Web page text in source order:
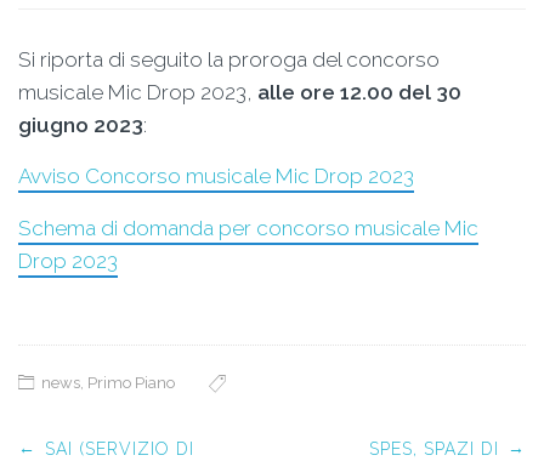
Si riporta di seguito la proroga del concorso
musicale Mic Drop 2023, alle ore 12.00 del 30
giugno 2023:
Avviso Concorso musicale Mic Drop 2023
Schema di domanda per concorso musicale Mic
Drop 2023
news Primo Piano
Post navigation
←
SAI (SERVIZIO DI
SPES, SPAZI DI
→